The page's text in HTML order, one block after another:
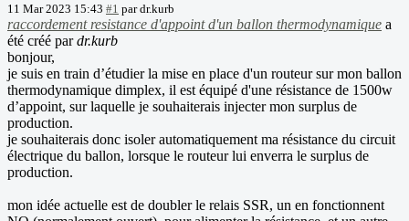
11 Mar 2023 15:43 #1 pardr.kurb
raccordement resistance d'appoint d'un ballon thermodynamique a
été créé pardr.kurb
bonjour,
je suis en train d’étudier la mise en place d'un routeur sur mon ballon
thermodynamique dimplex, il est équipé d'une résistance de 1500w
d’appoint, sur laquelle je souhaiterais injecter mon surplus de
production.
je souhaiterais donc isoler automatiquement ma résistance du circuit
électrique du ballon, lorsque le routeur lui enverra le surplus de
production.
mon idée actuelle est de doubler le relais SSR, un en fonctionnent